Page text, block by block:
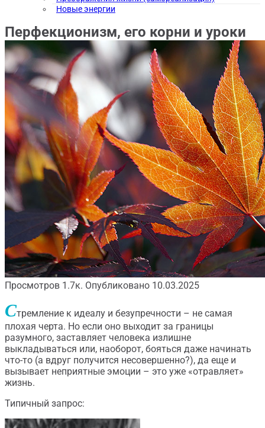
Новые энергии
Перфекционизм, его корни и уроки
Просмотров 1.7к. Опубликовано 10.03.2025
Стремление к идеалу и безупречности – не самая
плохая черта. Но если оно выходит за границы
разумного, заставляет человека излишне
выкладываться или, наоборот, бояться даже начинать
что-то (а вдруг получится несовершенно?), да еще и
вызывает неприятные эмоции – это уже «отравляет»
жизнь.
Типичный запрос: